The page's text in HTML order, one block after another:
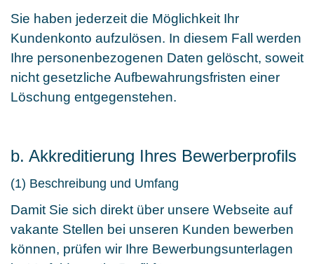
Sie haben jederzeit die Möglichkeit Ihr
Kundenkonto aufzulösen. In diesem Fall werden
Ihre personenbezogenen Daten gelöscht, soweit
nicht gesetzliche Aufbewahrungsfristen einer
Löschung entgegenstehen.
b. Akkreditierung Ihres Bewerberprofils
(1) Beschreibung und Umfang
Damit Sie sich direkt über unsere Webseite auf
vakante Stellen bei unseren Kunden bewerben
können, prüfen wir Ihre Bewerbungsunterlagen